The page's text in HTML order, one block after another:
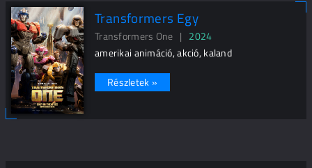
Transformers Egy
Transformers One | 2024
amerikai animáció, akció, kaland
Részletek »